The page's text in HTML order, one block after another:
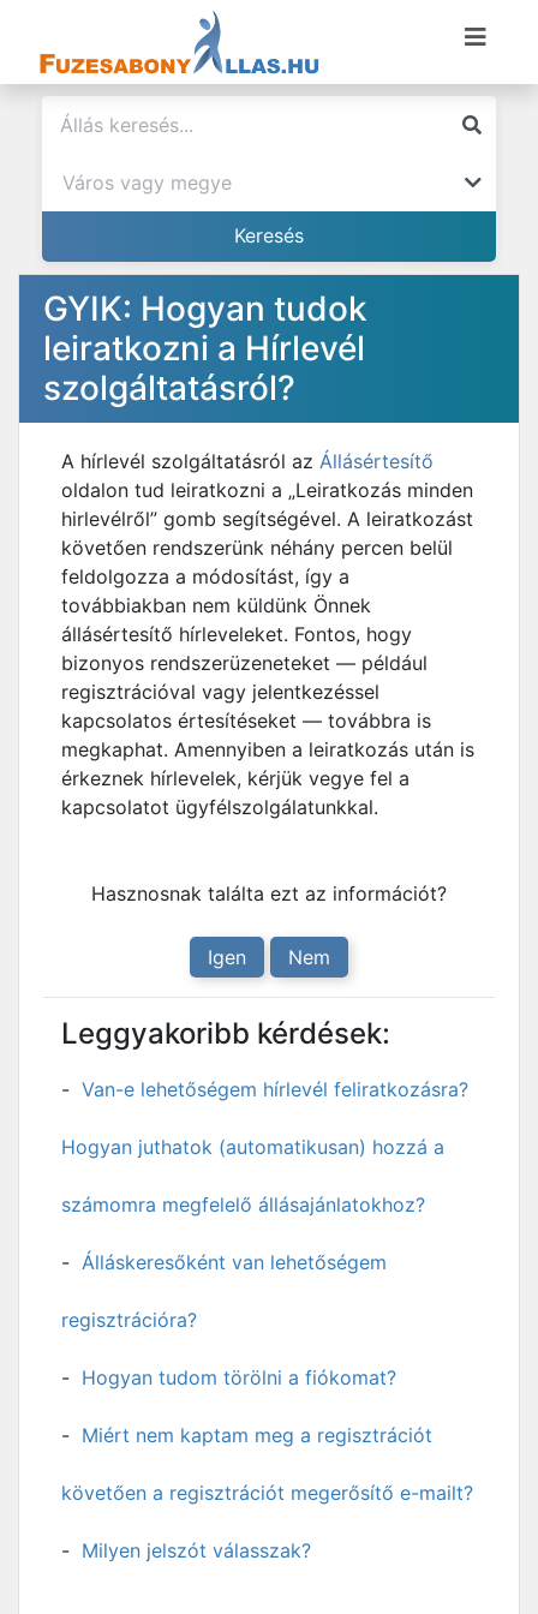
GYIK: Hogyan tudok
leiratkozni a Hírlevél
szolgáltatásról?
A hírlevél szolgáltatásról az Állásértesítő
oldalon tud leiratkozni a „Leiratkozás minden
hirlevélről” gomb segítségével. A leiratkozást
követően rendszerünk néhány percen belül
feldolgozza a módosítást, így a
továbbiakban nem küldünk Önnek
állásértesítő hírleveleket. Fontos, hogy
bizonyos rendszerüzeneteket — például
regisztrációval vagy jelentkezéssel
kapcsolatos értesítéseket — továbbra is
megkaphat. Amennyiben a leiratkozás után is
érkeznek hírlevelek, kérjük vegye fel a
kapcsolatot ügyfélszolgálatunkkal.
Hasznosnak találta ezt az információt?
Igen Nem
Leggyakoribb kérdések:
Van-e lehetőségem hírlevél feliratkozásra?
Hogyan juthatok (automatikusan) hozzá a
számomra megfelelő állásajánlatokhoz?
Álláskeresőként van lehetőségem
regisztrációra?
Hogyan tudom törölni a fiókomat?
Miért nem kaptam meg a regisztrációt
követően a regisztrációt megerősítő e-mailt?
Milyen jelszót válasszak?